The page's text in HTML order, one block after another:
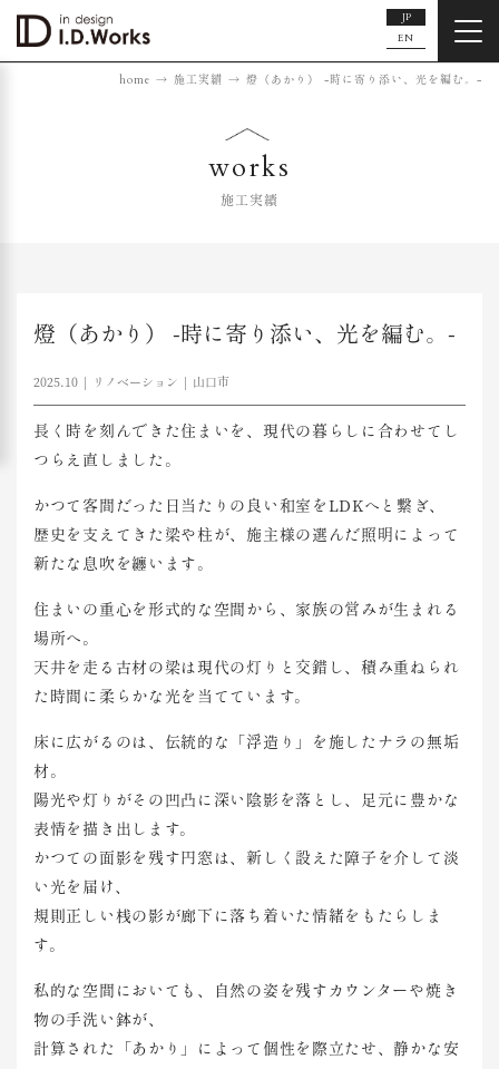
JP
EN
home 施工実績 燈（あかり） -時に寄り添い、光を編む。-
works
施工実績
燈（あかり） -時に寄り添い、光を編む。-
2025.10 リノベーション 山口市
長く時を 刻んでき た住まい を、現代の暮らし に合わせ てし
つら え直しま した。
かつて客 間だった 日当たり の良い和室をLDKへと繋 ぎ、
歴史を支 えてきた 梁や柱が、施主様の選んだ照明によ って
新た な息吹を 纏います 。
住まいの 重心を形 式的な空 間から、 家族の営 みが生ま れる
場所へ。
天井を走 る古材の 梁は現代の灯りと 交錯し、積み重ね られ
た時 間に柔ら かな光を 当ててい ます。
床に広が るのは、 伝統的な 「浮造り 」を施し たナラの 無垢
材。
陽光や灯
りがその 凹凸に深 い陰影を 落とし、 足元に豊 かな
表情 を描き出 します。
かつての 面影を残 す円窓は、新しく 設えた障 子を介し て淡
い光 を届け、
規則正し い桟の影 が廊下に 落ち着い た情緒を もたらし ま
す。
私的な空 間におい ても、自 然の姿を 残すカウ ンターや焼き
物の手洗い鉢が、
計算された「あか り」によ って個性 を際立た せ、静か な安